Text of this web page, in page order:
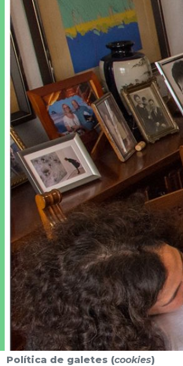
Política de galetes (cookies)